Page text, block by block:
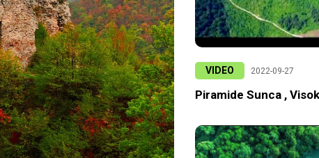
VIDEO 2022-09-27
Piramide Sunca ,